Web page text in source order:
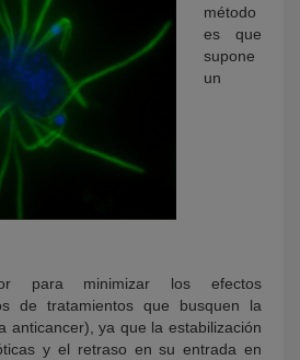
método
es que
supone
un
para minimizar los efectos
de tratamientos que busquen la
anticancer), ya que la estabilización
y el retraso en su entrada en